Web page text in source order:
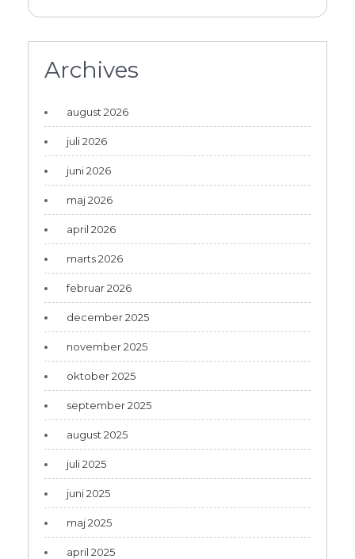
Archives
august 2026
juli 2026
juni 2026
maj 2026
april 2026
marts 2026
februar 2026
december 2025
november 2025
oktober 2025
september 2025
august 2025
juli 2025
juni 2025
maj 2025
april 2025